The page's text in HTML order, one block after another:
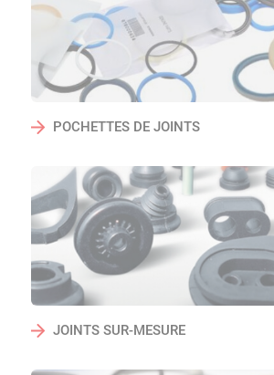
POCHETTES DE JOINTS
JOINTS SUR-MESURE